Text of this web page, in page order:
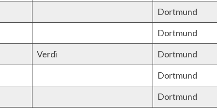
Dortmund
Dortmund
Verdi
Dortmund
Dortmund
Dortmund